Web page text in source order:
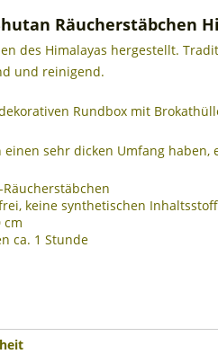
Räucherstäbchen
des Himalayas hergestellt.
und reinigend.
Rundbox mit
einen sehr dicken Umfang
keine synthetischen
cm
ca. 1 Stunde